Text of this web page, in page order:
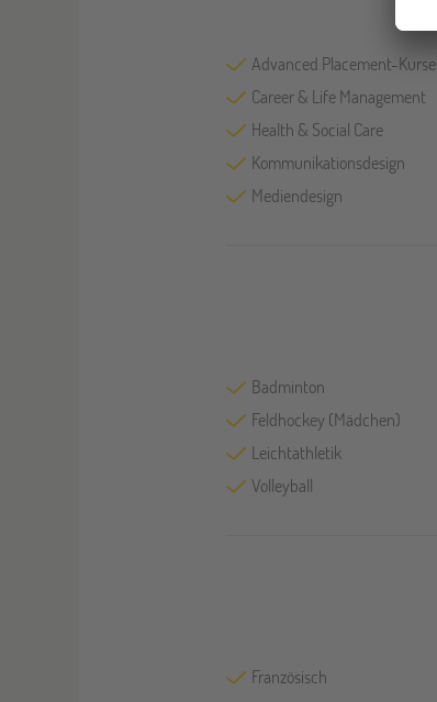
Advanced Placement-Kurse
Career & Life Management
Health & Social Care
Kommunikationsdesign
Mediendesign
Badminton
Feldhockey (Mädchen)
Leichtathletik
Volleyball
Französisch